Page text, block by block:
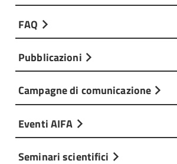
FAQ
Pubblicazioni
Campagne di comunicazione
Eventi AIFA
Seminari scientifici